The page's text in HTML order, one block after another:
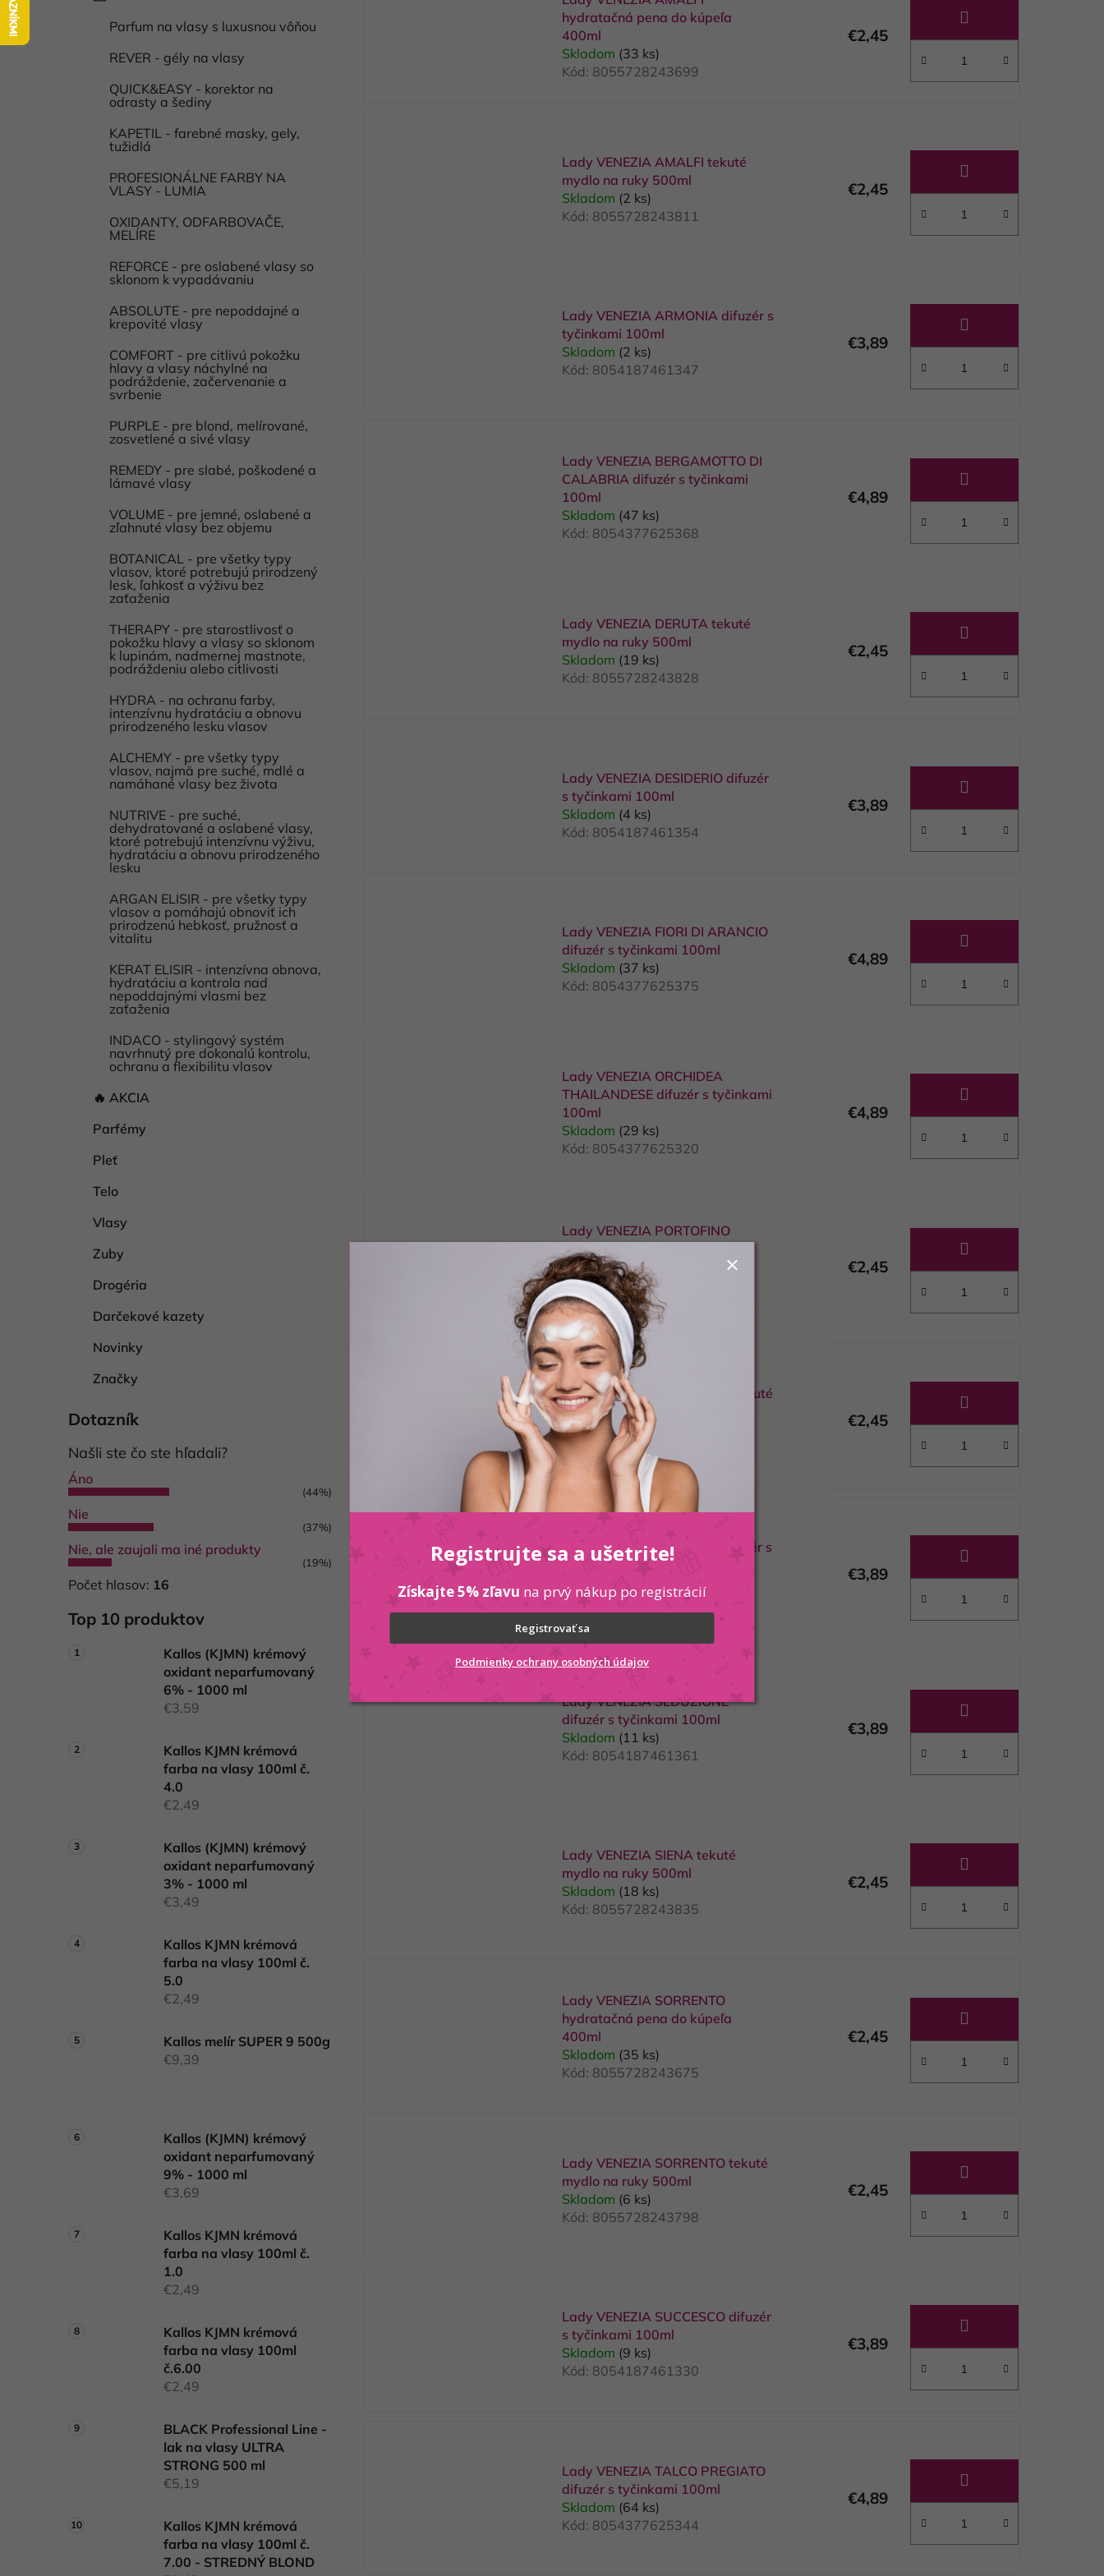
kategórie
Parfum na vlasy s luxusnou vôňou
REVER - gély na vlasy
QUICK&EASY - korektor na
odrasty a šediny
KAPETIL - farebné masky, gely,
tužidlá
PROFESIONÁLNE FARBY NA
VLASY - LUMIA
OXIDANTY, ODFARBOVAČE,
MELÍRE
REFORCE - pre oslabené vlasy so
sklonom k vypadávaniu
ABSOLUTE - pre nepoddajné a
krepovité vlasy
COMFORT - pre citlivú pokožku
hlavy a vlasy náchylné na
podráždenie, začervenanie a
svrbenie
PURPLE - pre blond, melírované,
zosvetlené a sivé vlasy
REMEDY - pre slabé, poškodené a
lámavé vlasy
VOLUME - pre jemné, oslabené a
zľahnuté vlasy bez objemu
BOTANICAL - pre všetky typy
vlasov, ktoré potrebujú prirodzený
lesk, ľahkosť a výživu bez
zaťaženia
THERAPY - pre starostlivosť o
pokožku hlavy a vlasy so sklonom
k lupinám, nadmernej mastnote,
podráždeniu alebo citlivosti
HYDRA - na ochranu farby,
intenzívnu hydratáciu a obnovu
prirodzeného lesku vlasov
ALCHEMY - pre všetky typy
vlasov, najmä pre suché, mdlé a
namáhané vlasy bez života
NUTRIVE - pre suché,
dehydratované a oslabené vlasy,
ktoré potrebujú intenzívnu výživu,
hydratáciu a obnovu prirodzeného
lesku
ARGAN ELISIR - pre všetky typy
vlasov a pomáhajú obnoviť ich
prirodzenú hebkosť, pružnosť a
vitalitu
KERAT ELISIR - intenzívna obnova,
hydratáciu a kontrola nad
nepoddajnými vlasmi bez
zaťaženia
INDACO - stylingový systém
navrhnutý pre dokonalú kontrolu,
ochranu a flexibilitu vlasov
🔥 AKCIA
Parfémy
Pleť
Telo
Vlasy
Zuby
Drogéria
Darčekové kazety
Novinky
Značky
Dotazník
Našli ste čo ste hľadali?
Áno
(44%)
Nie
(37%)
Nie, ale zaujali ma iné produkty
(19%)
Počet hlasov: 16
Top 10 produktov
Kallos (KJMN) krémový
oxidant neparfumovaný
6% - 1000 ml
€3,59
Kallos KJMN krémová
farba na vlasy 100ml č.
4.0
€2,49
Kallos (KJMN) krémový
oxidant neparfumovaný
3% - 1000 ml
€3,49
Kallos KJMN krémová
farba na vlasy 100ml č.
5.0
€2,49
Kallos melír SUPER 9 500g
€9,39
Kallos (KJMN) krémový
oxidant neparfumovaný
9% - 1000 ml
€3,69
Kallos KJMN krémová
farba na vlasy 100ml č.
1.0
€2,49
Kallos KJMN krémová
farba na vlasy 100ml
č.6.00
€2,49
BLACK Professional Line -
lak na vlasy ULTRA
STRONG 500 ml
€5,19
Kallos KJMN krémová
farba na vlasy 100ml č.
7.00 - STREDNÝ BLOND
hydratačná pena do kúpeľa
400ml
Skladom (33 ks)
Kód: 8055728243699
€2,45
Lady VENEZIA AMALFI tekuté
mydlo na ruky 500ml
Skladom (2 ks)
Kód: 8055728243811
€2,45
Lady VENEZIA ARMONIA difuzér s
tyčinkami 100ml
Skladom (2 ks)
Kód: 8054187461347
€3,89
Lady VENEZIA BERGAMOTTO DI
CALABRIA difuzér s tyčinkami
100ml
Skladom (47 ks)
Kód: 8054377625368
€4,89
Lady VENEZIA DERUTA tekuté
mydlo na ruky 500ml
Skladom (19 ks)
Kód: 8055728243828
€2,45
Lady VENEZIA DESIDERIO difuzér
s tyčinkami 100ml
Skladom (4 ks)
Kód: 8054187461354
€3,89
Lady VENEZIA FIORI DI ARANCIO
difuzér s tyčinkami 100ml
Skladom (37 ks)
Kód: 8054377625375
€4,89
Lady VENEZIA ORCHIDEA
THAILANDESE difuzér s tyčinkami
100ml
Skladom (29 ks)
Kód: 8054377625320
€4,89
Lady VENEZIA PORTOFINO
hydratačná pena do kúpeľa
400ml
Skladom(37 ks)
Kód:8055728243682
€2,45
Lady VENEZIA PORTOFINO tekuté
mydlo na ruky 500ml
Skladom(10 ks)
Kód:
8055728243804
€2,45
Lady VENEZIA PUREZZA difuzér s
tyčinkami 100ml
Skladom
Kód:8054187461316
€3,89
Lady VENEZIA SEDUZIONE
difuzér s tyčinkami 100ml
Skladom (11 ks)
Kód: 8054187461361
€3,89
Lady VENEZIA SIENA tekuté
mydlo na ruky 500ml
Skladom (18 ks)
Kód: 8055728243835
€2,45
Lady VENEZIA SORRENTO
hydratačná pena do kúpeľa
400ml
Skladom (35 ks)
Kód: 8055728243675
€2,45
Lady VENEZIA SORRENTO tekuté
mydlo na ruky 500ml
Skladom (6 ks)
Kód: 8055728243798
€2,45
Lady VENEZIA SUCCESCO difuzér
s tyčinkami 100ml
Skladom (9 ks)
Kód: 8054187461330
€3,89
Lady VENEZIA TALCO PREGIATO
difuzér s tyčinkami 100ml
Skladom (64 ks)
Kód: 8054377625344
€4,89
Registrujte sa a ušetrite!
Získajte 5% zľavu na prvý nákup po registrácií
Registrovať sa
Podmienky ochrany osobných údajov